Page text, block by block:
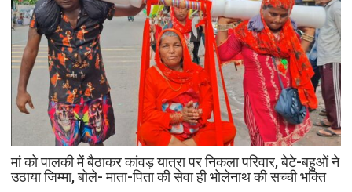
बेटियां,
चिता
पर
अकेले
विदा
हो
गए
पिता,
वृद्धाश्रम
में
मां को पालकी में बैठाकर कांवड़ यात्रा पर निकला परिवार, बेटे-बहुओं ने
उठाया जिम्मा, बोले- माता-पिता की सेवा ही भोलेनाथ की सच्ची भक्ति